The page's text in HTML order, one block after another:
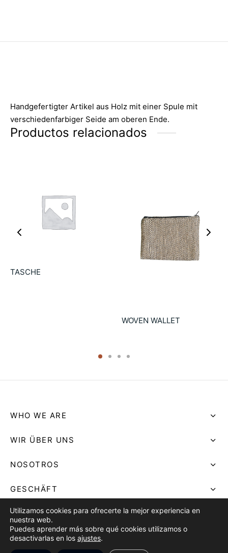
Handgefertigter Artikel aus Holz mit einer Spule mit
verschiedenfarbiger Seide am oberen Ende.
Productos relacionados
TASCHE
WOVEN WALLET
WHO WE ARE
WIR ÜBER UNS
NOSOTROS
GESCHÄFT
SHOP
TIENDA
Utilizamos cookies para ofrecerte la mejor experiencia en
nuestra web.
Puedes aprender más sobre qué cookies utilizamos o
desactivarlas en los ajustes.